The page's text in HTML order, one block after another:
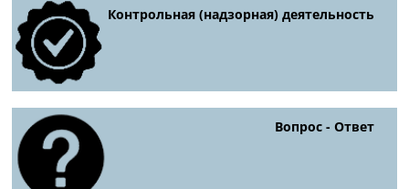
Контрольная (надзорная) деятельность
Вопрос - Ответ